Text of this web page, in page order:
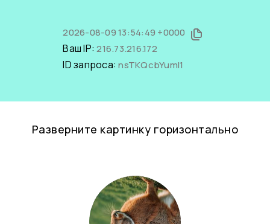
2026-08-09 13:54:49 +0000
Ваш IP:216.73.216.172
ID запроса:nsTKQcbYumI1
Разверните картинку горизонтально